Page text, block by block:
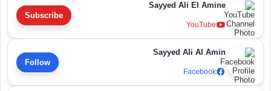
Sayyed Ali El Amine
YouTube
Subscribe
Sayyed Ali Al Amin
Facebook
Follow